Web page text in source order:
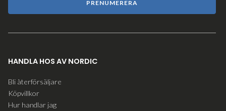
PRENUMERERA
HANDLA HOS AV NORDIC
Bli återförsäljare
Köpvillkor
Hur handlar jag